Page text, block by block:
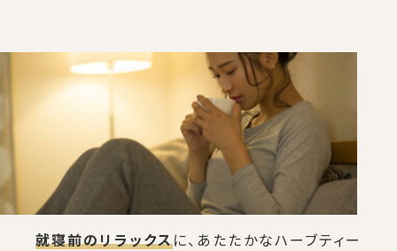
就寝前のリラックスに、あたたかなハーブティー